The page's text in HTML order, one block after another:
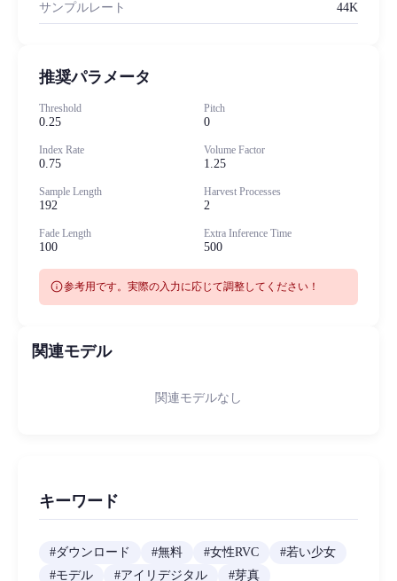
サンプルレート 44K
推奨パラメータ
Threshold
0.25
Pitch
0
Index Rate
0.75
Volume Factor
1.25
Sample Length
192
Harvest Processes
2
Fade Length
100
Extra Inference Time
500
info参考用です。実際の入力に応じて調整してください！
関連モデル
関連モデルなし
キーワード
#ダウンロード #無料 #女性RVC #若い少女
#モデル #アイリデジタル #芽真